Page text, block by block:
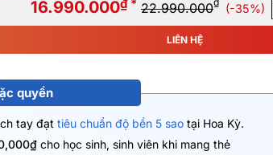
16.990.000₫ * 22.990.000 (-35%)
LIÊN HỆ
quyền
tay đạt tiêu chuẩn độ bền 5 sao tại Hoa Kỳ.
cho học sinh, sinh viên khi mang thẻ